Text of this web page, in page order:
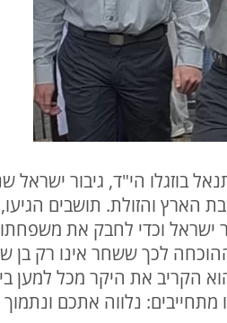
בוזגלו הי"ד, גיבור ישראל
והזולת. תושבים
ישראל וכדי לחבק את
לכך ששחר אינו רק
הקריב את היקר מכל למען
נלווה אתכם